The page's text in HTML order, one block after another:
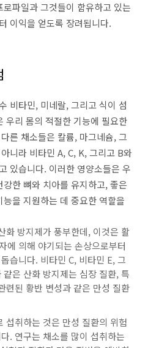
파일과 그것들이 함유하고 있는
이익을 얻도록 장려됩니다.
비타민, 미네랄, 그리고 식이 섬
우리 몸의 적절한 기능에 필요한
른 채소들은 칼륨, 마그네슘, 그
니라 비타민 A, C, K, 그리고 B와
있습니다. 이러한 영양소들은 우
한 뼈와 치아를 유지하고, 좋은
을 지원하는 데 중요한 역할을
화 방지제가 풍부한데, 이것은 활
에 의해 야기되는 손상으로부터
습니다. 비타민 C, 비타민 E, 그
은 산화 방지제는 심장 질환, 특
련된 황반 변성과 같은 만성 질환
섭취하는 것은 만성 질환의 위험
. 연구는 채소를 많이 섭취하는